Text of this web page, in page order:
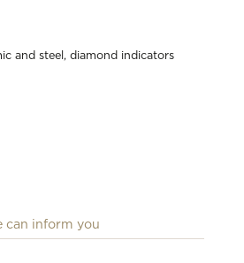
and steel, diamond indicators